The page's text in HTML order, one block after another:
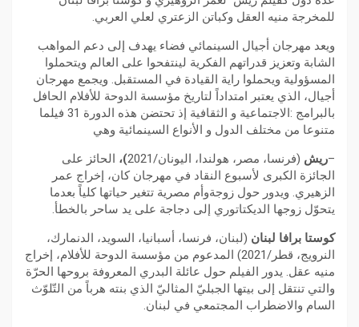
للمخرجة منيه العقل وكباتن الزعتري لعلي العربي.
ويعد مهرجان أجيال السينمائي فضاء يهدف إلى دعم المواهب
الشابة وتعزيز قدراتهم الفكرية لينتفحوا على العالم ويتحملوا
المسؤولية ويحملوا راية القيادة في المستقبل. ويجمع مهرجان
أجيال، الذي يعتبر امتداداً لتاريخ مؤسسة الدوحة للأفلام الحافل
بالبرامج :الاجتماعية و الثقافية إذ تحتضن هذه الدورة 31 فيلما
متنوعا من مختلف الدول و الأنواع السينمائية وهي
–ريش (فرنسا، مصر، هولندا، اليونان/2021 )، الحائز على
الجائزة الكبرى لأسبوع النقاد في مهرجان كان، إخراج عمر
الزهيري. ويدور حول زوجةوأم مصرية تتغير حياتها كلياً بعدما
يتحوّل زوجها الديكتاتوري إلى دجاجة على يد ساحر بالخطأ.
كوستا برافا لبنان (لبنان، فرنسا، أسبانيا، السويد، الدنمارك،
النرويج، قطر/2021) المدعوم من مؤسسة الدوحة للأفلام، إخراج
منيه عقل. يدور الفيلم حول عائلة البدري المعروفة بروحها الحرّة
والتي تنتقل إلى بيتها الجبليّ المثاليّ الذي بنته هرباً من التّلوّث
السام والاضطراب المجتمعي في لبنان.